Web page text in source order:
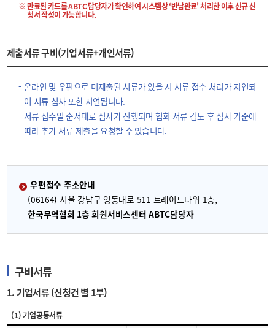
만료된 카드를 ABTC 담당자가 확인하여 시스템상 ‘반납완료’ 처리한 이후 신규 신
청서 작성이 가능합니다.
제출서류 구비(기업서류+개인서류)
온라인 및 우편으로 미제출된 서류가 있을 시 서류 접수 처리가 지연되
어 서류 심사 또한 지연됩니다.
서류 접수일 순서대로 심사가 진행되며 협회 서류 검토 후 심사 기준에
따라 추가 서류 제출을 요청할 수 있습니다.
우편접수 주소안내
(06164) 서울 강남구 영동대로 511 트레이드타워 1층,
한국무역협회 1층 회원서비스센터 ABTC담당자
구비서류
1. 기업서류 (신청건 별 1부)
(1) 기업공통서류